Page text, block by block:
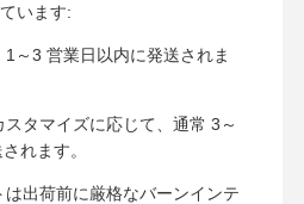
います:
～3 営業日以内に発送されま
タマイズに応じて、通常 3～
れます。
出荷前に厳格なバーンインテ